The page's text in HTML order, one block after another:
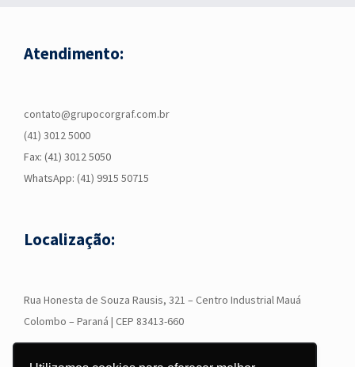
Atendimento:
contato@grupocorgraf.com.br
(41) 3012 5000
Fax: (41) 3012 5050
WhatsApp: (41) 9915 50715
Localização:
Rua Honesta de Souza Rausis, 321 – Centro Industrial Mauá
Colombo – Paraná | CEP 83413-660